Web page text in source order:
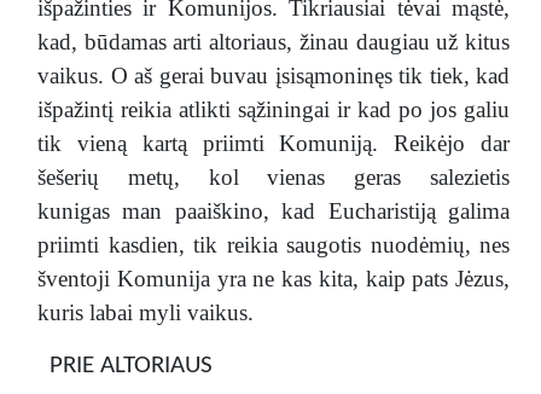
išpažinties ir Komunijos. Tikriausiai tėvai mąstė,
kad, būdamas arti altoriaus, žinau daugiau už kitus
vaikus. O aš gerai buvau įsisąmoninęs tik tiek, kad
išpažintį reikia atlikti sąžiningai ir kad po jos galiu
tik vieną kartą priimti Komuniją. Reikėjo dar
šešerių metų, kol vienas geras salezietis
kunigas man paaiškino, kad Eucharistiją galima
priimti kasdien, tik reikia saugotis nuodėmių, nes
šventoji Komunija yra ne kas kita, kaip pats Jėzus,
kuris labai myli vaikus.
PRIE ALTORIAUS